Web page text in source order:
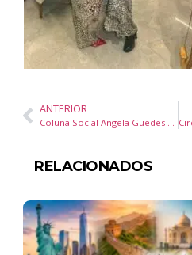
ANTERIOR
Coluna Social Angela Guedes 18/julho/2024
RELACIONADOS